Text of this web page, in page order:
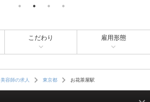
こだわり 雇用形態
美容師の求人 東京都 お花茶屋駅